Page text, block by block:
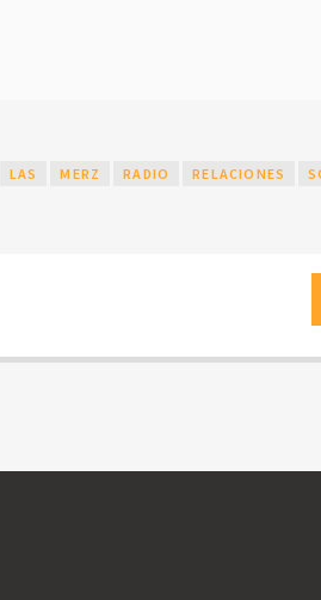
LAS MERZ RADIO RELACIONES